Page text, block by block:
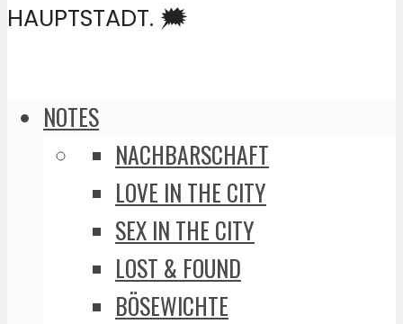
HAUPTSTADT. 🗯️
NOTES
NACHBARSCHAFT
LOVE IN THE CITY
SEX IN THE CITY
LOST & FOUND
BÖSEWICHTE